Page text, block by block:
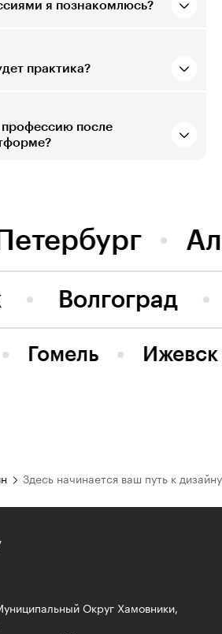
я познакомлюсь?
практика?
после
Волгоград
Гомель Ижевск
Здесь начинается ваш путь к дизайну
Округ Хамовники,